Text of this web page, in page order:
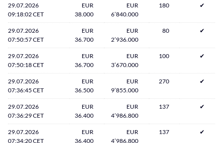
29.07.2026
09:18:02 CET
EUR
38.000
EUR
6’840.000
180 ✔
29.07.2026
07:50:57 CET
EUR
36.700
EUR
2’936.000
80 ✔
29.07.2026
07:50:18 CET
EUR
36.700
EUR
3’670.000
100 ✔
29.07.2026
07:36:45 CET
EUR
36.500
EUR
9’855.000
270 ✔
29.07.2026
07:36:29 CET
EUR
36.400
EUR
4’986.800
137 ✔
29.07.2026
07:34:20 CET
EUR
36.400
EUR
4’986.800
137 ✔